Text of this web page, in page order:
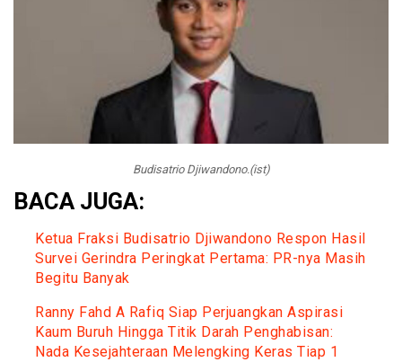
Budisatrio Djiwandono.(ist)
BACA JUGA:
Ketua Fraksi Budisatrio Djiwandono Respon Hasil
Survei Gerindra Peringkat Pertama: PR-nya Masih
Begitu Banyak
Ranny Fahd A Rafiq Siap Perjuangkan Aspirasi
Kaum Buruh Hingga Titik Darah Penghabisan:
Nada Kesejahteraan Melengking Keras Tiap 1